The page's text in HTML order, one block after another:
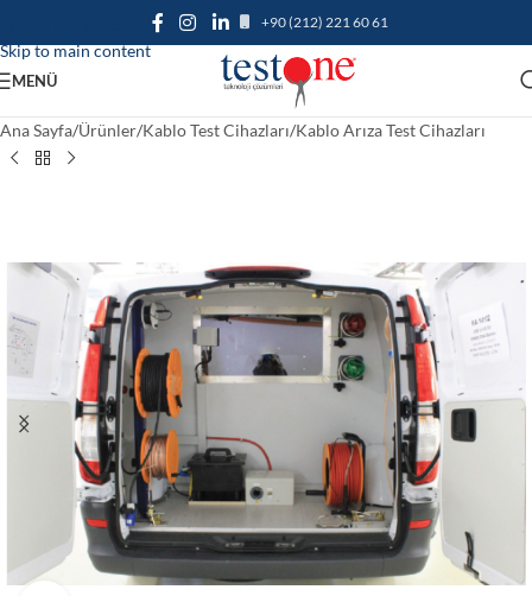
Skip to main content
+90 (212) 221 60 61
MENÜ
Ana Sayfa/Ürünler/Kablo Test Cihazları/Kablo Arıza Test Cihazları